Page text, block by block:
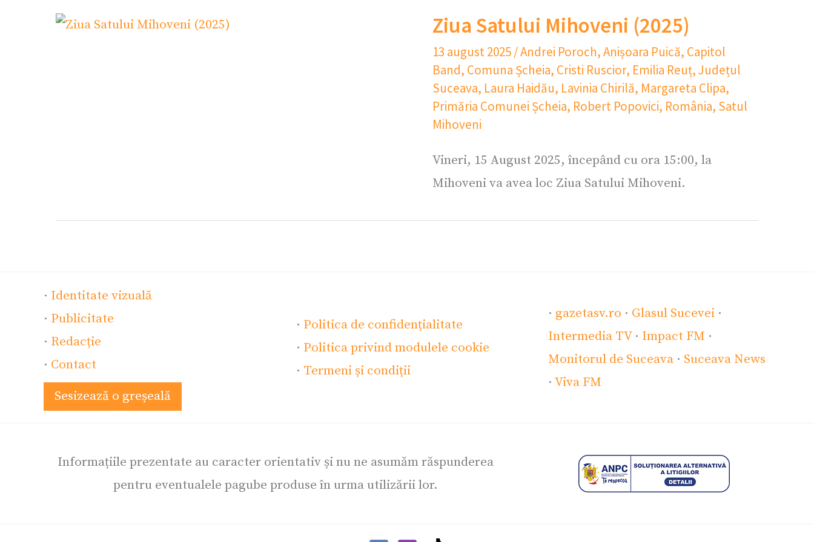
Ziua Satului Mihoveni (2025)
13 august 2025/Andrei Poroch,Anișoara Puică, Capitol
Band, Comuna Șcheia, Cristi Ruscior, Emilia Reuț,Județul
Suceava, Laura Haidău, Lavinia Chirilă, Margareta Clipa,
Primăria Comunei Șcheia, Robert Popovici, România, Satul
Mihoveni
Vineri, 15 August 2025, începând cu ora 15:00, la
Mihoveni va avea loc Ziua Satului Mihoveni.
· Identitate vizuală
· Publicitate
· Redacție
· Contact
Sesizează o greșeală
· Politica de confidențialitate
· Politica privind modulele cookie
· Termeni și condiții
· gazetasv.ro · Glasul Sucevei ·
Intermedia TV· Impact FM ·
Monitorul de Suceava · Suceava News
·Viva FM
Informațiile prezentate au caracter orientativ și nu ne asumăm răspunderea
pentru eventualele pagube produse în urma utilizării lor.